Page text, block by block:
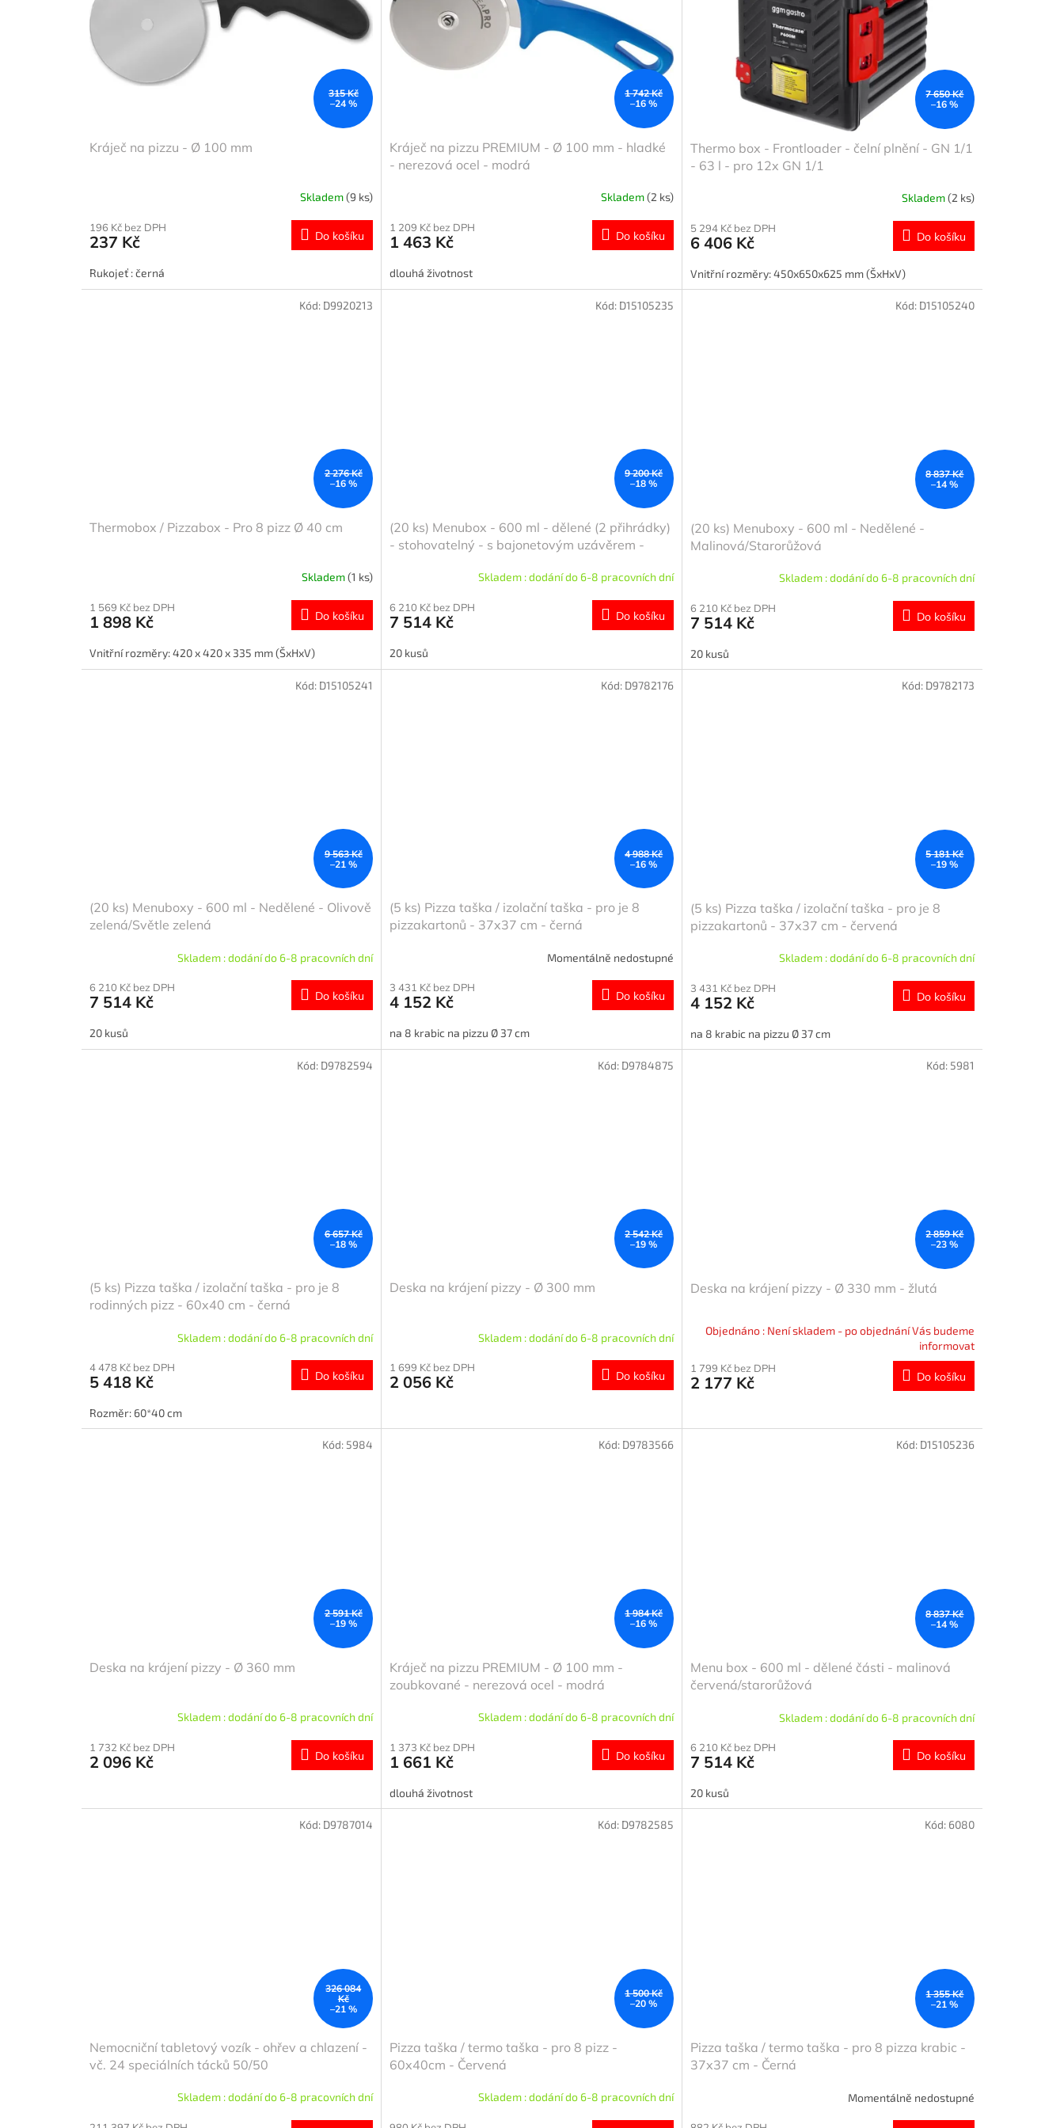
u
315 Kč
–24 %
Kráječ na pizzu - Ø 100 mm
Skladem(9 ks)
196 Kč bez DPH
237 Kč Do košíku
Rukojeť : černá
1 742 Kč
–16 %
Kráječ na pizzu PREMIUM - Ø 100 mm - hladké
- nerezová ocel - modrá
Skladem(2 ks)
1 209 Kč bez DPH
1 463 Kč Do košíku
dlouhá životnost
7 650 Kč
–16 %
Thermo box - Frontloader - čelní plnění - GN 1/1
- 63 l - pro 12x GN 1/1
Skladem(2 ks)
5 294 Kč bez DPH
6 406 Kč Do košíku
Vnitřní rozměry: 450x650x625 mm (ŠxHxV)
2 276 Kč
–16 %
Thermobox / Pizzabox - Pro 8 pizz Ø 40 cm
Skladem(1 ks)
1 569 Kč bez DPH
1 898 Kč Do košíku
Vnitřní rozměry: 420 x 420 x 335 mm (ŠxHxV)
Kód: D9920213
9 200 Kč
–18 %
(20 ks) Menubox - 600 ml - dělené (2 přihrádky)
- stohovatelný - s bajonetovým uzávěrem -
trouby - bez BPA - antracitově šedá/červená
Skladem : dodání do 6-8 pracovních dní
6 210 Kč bez DPH
7 514 Kč Do košíku
20 kusů
Kód: D15105235
8 837 Kč
–14 %
(20 ks) Menuboxy - 600 ml - Nedělené -
Malinová/Starorůžová
Skladem : dodání do 6-8 pracovních dní
6 210 Kč bez DPH
7 514 Kč Do košíku
20 kusů
Kód: D15105240
9 563 Kč
–21 %
(20 ks) Menuboxy - 600 ml - Nedělené - Olivově
zelená/Světle zelená
Skladem : dodání do 6-8 pracovních dní
6 210 Kč bez DPH
7 514 Kč Do košíku
20 kusů
Kód: D15105241
4 988 Kč
–16 %
(5 ks) Pizza taška / izolační taška - pro je 8
pizzakartonů - 37x37 cm - černá
Momentálně nedostupné
3 431 Kč bez DPH
4 152 Kč Do košíku
na 8 krabic na pizzu Ø 37 cm
Kód: D9782176
5 181 Kč
–19 %
(5 ks) Pizza taška / izolační taška - pro je 8
pizzakartonů - 37x37 cm - červená
Skladem : dodání do 6-8 pracovních dní
3 431 Kč bez DPH
4 152 Kč Do košíku
na 8 krabic na pizzu Ø 37 cm
Kód: D9782173
6 657 Kč
–18 %
(5 ks) Pizza taška / izolační taška - pro je 8
rodinných pizz - 60x40 cm - černá
Skladem : dodání do 6-8 pracovních dní
4 478 Kč bez DPH
5 418 Kč Do košíku
Rozměr: 60*40 cm
Kód: D9782594
2 542 Kč
–19 %
Deska na krájení pizzy - Ø 300 mm
Skladem : dodání do 6-8 pracovních dní
1 699 Kč bez DPH
2 056 Kč Do košíku
Kód: D9784875
2 859 Kč
–23 %
Deska na krájení pizzy - Ø 330 mm - žlutá
Objednáno : Není skladem - po objednání Vás budeme
informovat
1 799 Kč bez DPH
2 177 Kč Do košíku
Kód: 5981
2 591 Kč
–19 %
Deska na krájení pizzy - Ø 360 mm
Skladem : dodání do 6-8 pracovních dní
1 732 Kč bez DPH
2 096 Kč Do košíku
Kód: 5984
1 984 Kč
–16 %
Kráječ na pizzu PREMIUM - Ø 100 mm -
zoubkované - nerezová ocel - modrá
Skladem : dodání do 6-8 pracovních dní
1 373 Kč bez DPH
1 661 Kč Do košíku
dlouhá životnost
Kód: D9783566
8 837 Kč
–14 %
Menu box - 600 ml - dělené části - malinová
červená/starorůžová
Skladem : dodání do 6-8 pracovních dní
6 210 Kč bez DPH
7 514 Kč Do košíku
20 kusů
Kód: D15105236
326 084
Kč
–21 %
Nemocniční tabletový vozík - ohřev a chlazení -
vč. 24 speciálních tácků 50/50
Skladem : dodání do 6-8 pracovních dní
Kód: D9787014
1 500 Kč
–20 %
Pizza taška / termo taška - pro 8 pizz -
60x40cm - Červená
Skladem : dodání do 6-8 pracovních dní
Kód: D9782585
1 355 Kč
–21 %
Pizza taška / termo taška - pro 8 pizza krabic -
37x37 cm - Černá
Momentálně nedostupné
Kód: 6080